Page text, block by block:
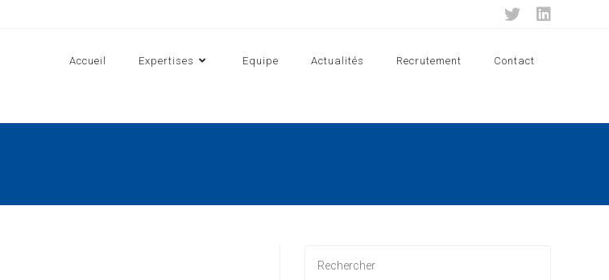
Accueil Expertises Equipe Actualités Recrutement Contact
sur